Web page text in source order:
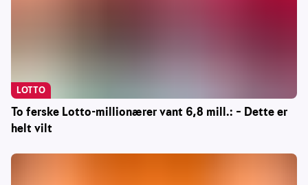
To ferske Lotto-millionærer vant 6,8 mill.: – Dette er
helt vilt
LOTTO